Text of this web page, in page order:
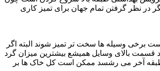
در نظر گرفتن تمام جهان برای تمیز کاری
برخی وسیله ها سخت تر تمیز شوند البته اگر
قسمت بالای وسایل همیشع بیشترین میزان گرد
و طبقه آخر می رشسد ممکن است کل خاک ها بر